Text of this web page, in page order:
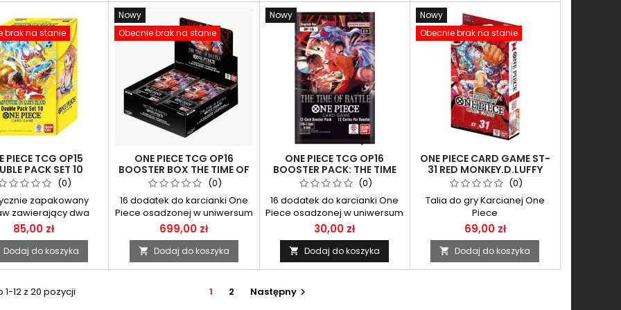
brak na stanie
PIECE TCG OP15
PACK SET 10
ON KAMI’S
ISLAND
(0)
zapakowany
zawierający dwa
OP15 Adventure on
Island do gry One
Card Game. Każdy z
po 12 kart .
85,00 zł
Dodaj do koszyka
Nowy
Obecnie brak na stanie
ONE PIECE TCG OP16
BOOSTER BOX THE TIME OF
BATTLE (0)
16 dodatek do karcianki One
Piece osadzonej w uniwersum
bestsellerowych mangi i
anime o tym samym tytule.
699,00 zł
 Dodaj do koszyka
Nowy
ONE PIECE TCG OP16
BOOSTER PACK: THE TIME
OF BATTLE(0)
16 dodatek do karcianki One
Piece osadzonej w uniwersum
bestsellerowych mangi i
anime o tym samym tytule.
30,00 zł
 Dodaj do koszyka
Nowy
Obecnie brak na stanie
ONE PIECE CARD GAME ST-
31 RED MONKEY.D.LUFFY
STARTER DECK
(0)
Talia do gry Karcianej One
Piece
69,00 zł
 Dodaj do koszyka
12 z 20 pozycji 1 2 Następny 